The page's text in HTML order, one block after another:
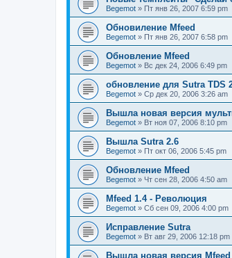
Begemot » Пт янв 26, 2007 6:59 pm
Обновиление Mfeed
Begemot » Пт янв 26, 2007 6:58 pm
Обновление Mfeed
Begemot » Вс дек 24, 2006 6:49 pm
обновление для Sutra TDS
Begemot » Ср дек 20, 2006 3:26 am
Вышла новая версия
Begemot » Вт ноя 07, 2006 8:10 pm
Вышла Sutra 2.6
Begemot » Пт окт 06, 2006 5:45 pm
Обновление Mfeed
Begemot » Чт сен 28, 2006 4:50 am
Mfeed 1.4 - Революция
Begemot » Сб сен 09, 2006 4:00 pm
Исправление Sutra
Begemot » Вт авг 29, 2006 12:18 pm
Вышла новая версия Mfeed